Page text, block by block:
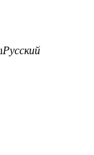
Русский